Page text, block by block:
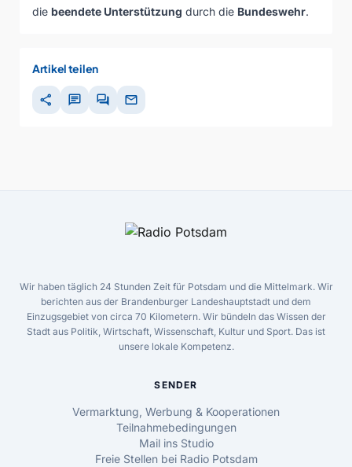
die beendete Unterstützung durch die Bundeswehr.
Artikel teilen
share chat forum mail
Wir haben täglich 24 Stunden Zeit für Potsdam und die Mittelmark. Wir
berichten aus der Brandenburger Landeshauptstadt und dem
Einzugsgebiet von circa 70 Kilometern. Wir bündeln das Wissen der
Stadt aus Politik, Wirtschaft, Wissenschaft, Kultur und Sport. Das ist
unsere lokale Kompetenz.
SENDER
Vermarktung, Werbung & Kooperationen
Teilnahmebedingungen
Mail ins Studio
Freie Stellen bei Radio Potsdam